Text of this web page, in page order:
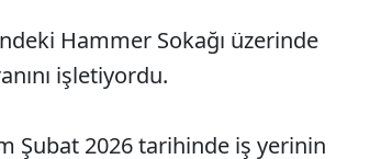
Hammer Sokağı üzerinde
işletiyordu.
Şubat 2026 tarihinde iş yerinin